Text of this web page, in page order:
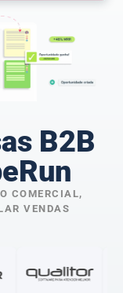
B2B
COMERCIAL,
VENDAS